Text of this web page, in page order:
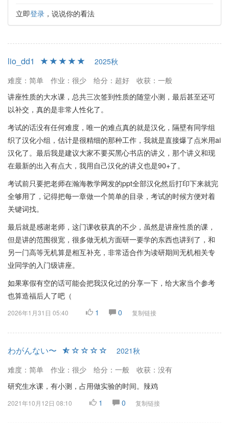
立即登录 ，说说你的看法
lio_dd1
2025秋
难度：简单
作业：很少 给分：超好
收获：一般
讲座性质的大水课，总共三次签到性质的随堂小测，最后甚至还可
以补交，真的是非常人性化了。
考试的话没有任何难度，唯一的难点真的就是汉化，隔壁有同学组
织了汉化小组，估计是很精细的那种工作，我就是直接爆了点米用ai
汉化了。最后我是建议大家不要买黑心书店的讲义，那个讲义和现
在最新的出入有点大，我用自己汉化的讲义也是90+了。
考试前只要把老师在瀚海教学网发的ppt全部汉化然后打印下来就完
全够用了，记得把每一章做一个简单的目录，考试的时候方便对着
关键词找。
最后就是感谢老师，这门课收获真的不少，虽然是讲座性质的课，
但是讲的范围很宽，很多做无机方面研一要学的东西也讲到了，和
另一门高等无机算是相互补充，非常适合作为读研期间无机相关专
业同学的入门级讲座。
如果寒假有空的话可能会把我汉化过的分享一下，给大家当个参考
也算造福后人了吧（
2026年1月31日 05:40 1 0 复制链接
わがんない〜
2021秋
难度：简单
作业：很少 给分：一般
收获：没有
研究生水课，有小测，占用做实验的时间。辣鸡
2021年10月12日 08:10 1 0 复制链接